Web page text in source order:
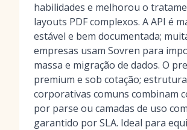
habilidades e melhorou o
layouts PDF complexos. A API é
estável e bem documentada;
empresas usam Sovren para
massa e migração de dados. O
premium e sob cotação;
corporativas comuns combinam
por parse ou camadas de uso
garantido por SLA. Ideal para